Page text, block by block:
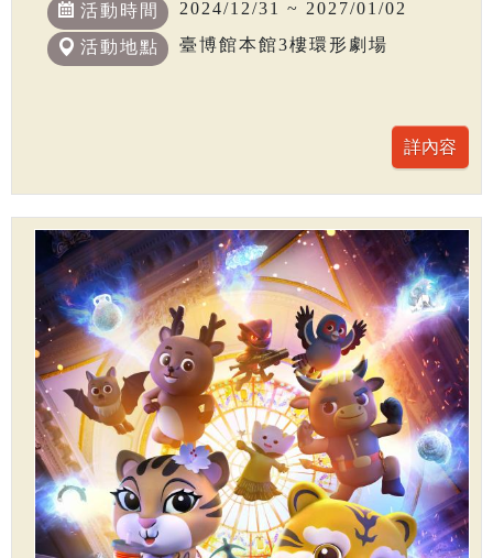
活動時間 2024/12/31 ~ 2027/01/02
活動地點 臺博館本館3樓環形劇場